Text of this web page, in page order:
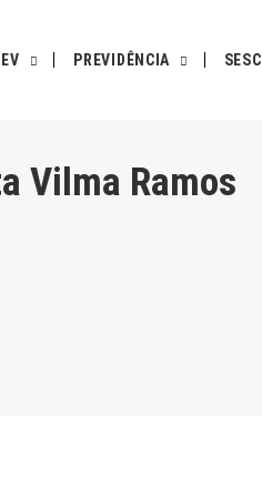
PREVIDÊNCIA SESC
Vilma Ramos